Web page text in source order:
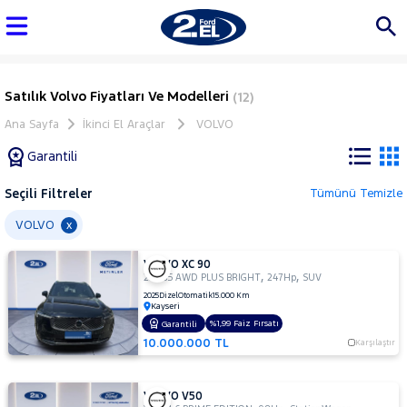
Satılık Volvo Fiyatları Ve Modelleri (12)
Ana Sayfa İkinci El Araçlar VOLVO
Garantili
Tüm
Araçlar
AUDI
BMC
BMW
BYD
Seçili Filtreler Tümünü Temizle
VOLVO x
VOLVO XC 90
2.0 B5 AWD PLUS BRIGHT,247Hp, SUV
2025DizelOtomatik15.000 Km
Kayseri
10.000.000 TL Karşılaştır
Garantili %1,99 Faiz Fırsatı
VOLVO V50